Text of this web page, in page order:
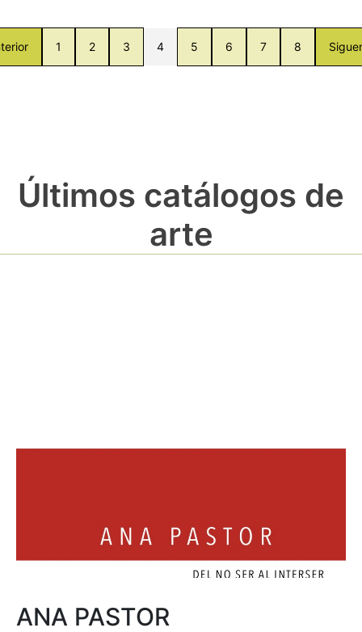
1 2 3 4 5 6 7 8
Últimos catálogos de
arte
ANA PASTOR